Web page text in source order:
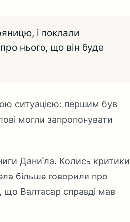
і поклали
нього, що він буде
ситуацією: першим був
могли запропонувати
Даниїла. Колись критики
більше говорили про
що Валтасар справді мав